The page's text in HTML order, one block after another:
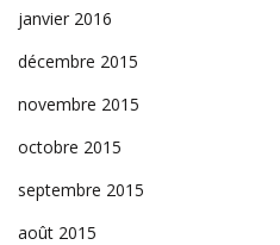
janvier 2016
décembre 2015
novembre 2015
octobre 2015
septembre 2015
août 2015